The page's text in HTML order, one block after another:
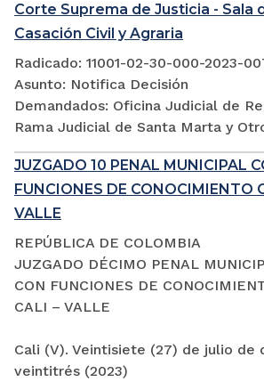
Corte Suprema de Justicia - Sala
Casación Civil y Agraria
Radicado: 11001-02-30-000-2023-
Asunto: Notifica Decisión
Demandados: Oficina Judicial de
Rama Judicial de Santa Marta y
JUZGADO 10 PENAL MUNICIPAL
FUNCIONES DE CONOCIMIENTO
VALLE
REPÚBLICA DE COLOMBIA
JUZGADO DÉCIMO PENAL
CON FUNCIONES DE
CALI – VALLE
Cali (V). Veintisiete (27) de julio de
veintitrés (2023)